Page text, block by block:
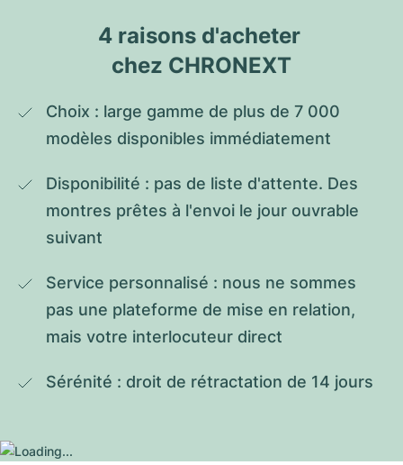
4 raisons d'acheter
chez CHRONEXT
Choix : large gamme de plus de 7 000
modèles disponibles immédiatement
Disponibilité : pas de liste d'attente. Des
montres prêtes à l'envoi le jour ouvrable
suivant
Service personnalisé : nous ne sommes
pas une plateforme de mise en relation,
mais votre interlocuteur direct
Sérénité : droit de rétractation de 14 jours